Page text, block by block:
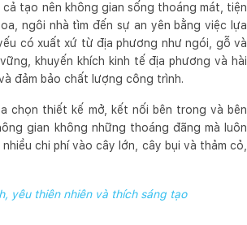
tạo nên không gian sống thoáng mát, tiện
ngôi nhà tìm đến sự an yên bằng việc lựa
có xuất xứ từ địa phương như ngói, gỗ và
khuyến khích kinh tế địa phương và hài
đảm bảo chất lượng công trình.
chọn thiết kế mở, kết nối bên trong và bên
gian không những thoáng đãng mà luôn
chi phí vào cây lớn, cây bụi và thảm cỏ,
yêu thiên nhiên và thích sáng tạo